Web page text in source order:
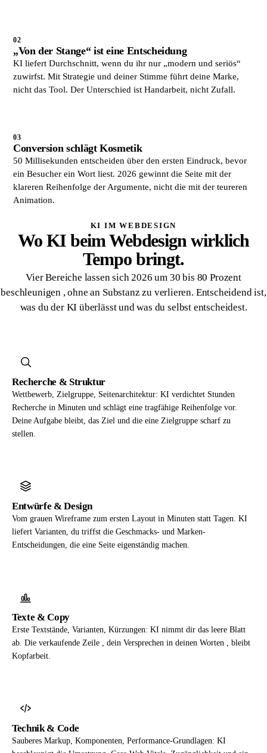
02
„Von der Stange“ ist eine Entscheidung
KI liefert Durchschnitt, wenn du ihr nur „modern und seriös“
zuwirfst. Mit Strategie und deiner Stimme führt deine Marke,
nicht das Tool. Der Unterschied ist Handarbeit, nicht Zufall.
03
Conversion schlägt Kosmetik
50 Millisekunden entscheiden über den ersten Eindruck, bevor
ein Besucher ein Wort liest. 2026 gewinnt die Seite mit der
klareren Reihenfolge der Argumente, nicht die mit der teureren
Animation.
KI IM WEBDESIGN
Wo KI beim Webdesign wirklich
Tempo bringt.
Vier Bereiche lassen sich 2026 um 30 bis 80 Prozent
beschleunigen , ohne an Substanz zu verlieren. Entscheidend ist,
was du der KI überlässt und was du selbst entscheidest.
Recherche & Struktur
Wettbewerb, Zielgruppe, Seitenarchitektur: KI verdichtet Stunden
Recherche in Minuten und schlägt eine tragfähige Reihenfolge vor.
Deine Aufgabe bleibt, das Ziel und die eine Zielgruppe scharf zu
stellen.
Entwürfe & Design
Vom grauen Wireframe zum ersten Layout in Minuten statt Tagen. KI
liefert Varianten, du triffst die Geschmacks- und Marken-
Entscheidungen, die eine Seite eigenständig machen.
Texte & Copy
Erste Textstände, Varianten, Kürzungen: KI nimmt dir das leere Blatt
ab. Die verkaufende Zeile , dein Versprechen in deinen Worten , bleibt
Kopfarbeit.
Technik & Code
Sauberes Markup, Komponenten, Performance-Grundlagen: KI